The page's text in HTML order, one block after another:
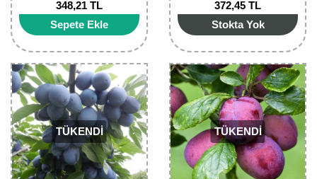
348,21 TL
Sepete Ekle
372,45 TL
Stokta Yok
TÜKENDİ TÜKENDİ
Bektaşi Üzümü Fidanı
Böğürtlen Fidanı
Ceviz Fidanı
Dut Fidanı
Elma Fidanı
Erik Fidanı
Nostaljik Güller
Peyzaj Gülleri
Sarmaşık(Çardak) Gül Fidanları
Ters Lale Soğanı
Yılbaşı Gülü Çiçeği
Zambak Soğanı